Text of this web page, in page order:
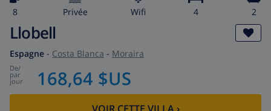
8 privée wifi 4 2
Llobell
Espagne - Costa Blanca - Moraira
de/
par
jour 168,64 $US